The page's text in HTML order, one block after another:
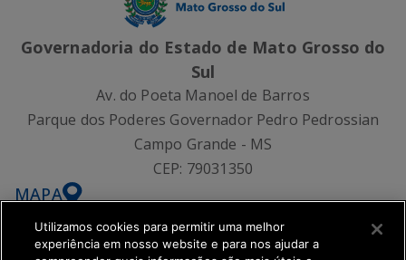
Governadoria do Estado de Mato Grosso do
Sul
Av. do Poeta Manoel de Barros
Parque dos Poderes Governador Pedro Pedrossian
Campo Grande - MS
CEP: 79031350
MAPA
Utilizamos cookies para permitir uma melhor
experiência em nosso website e para nos ajudar a